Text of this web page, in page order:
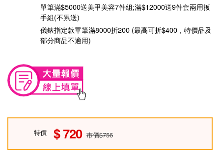
單筆滿$5000送美甲美容7件組;滿$12000送9件套兩用扳
手組(不累送)
儀錶指定款單筆滿8000折200 (最高可折$400，特價品及
部分商品不適用)
特價 720 市價$756